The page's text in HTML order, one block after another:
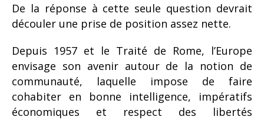
De la réponse à cette seule question devrait
découler une prise de position assez nette.
Depuis 1957 et le Traité de Rome, l’Europe
envisage son avenir autour de la notion de
communauté, laquelle impose de faire
cohabiter en bonne intelligence, impératifs
économiques et respect des libertés